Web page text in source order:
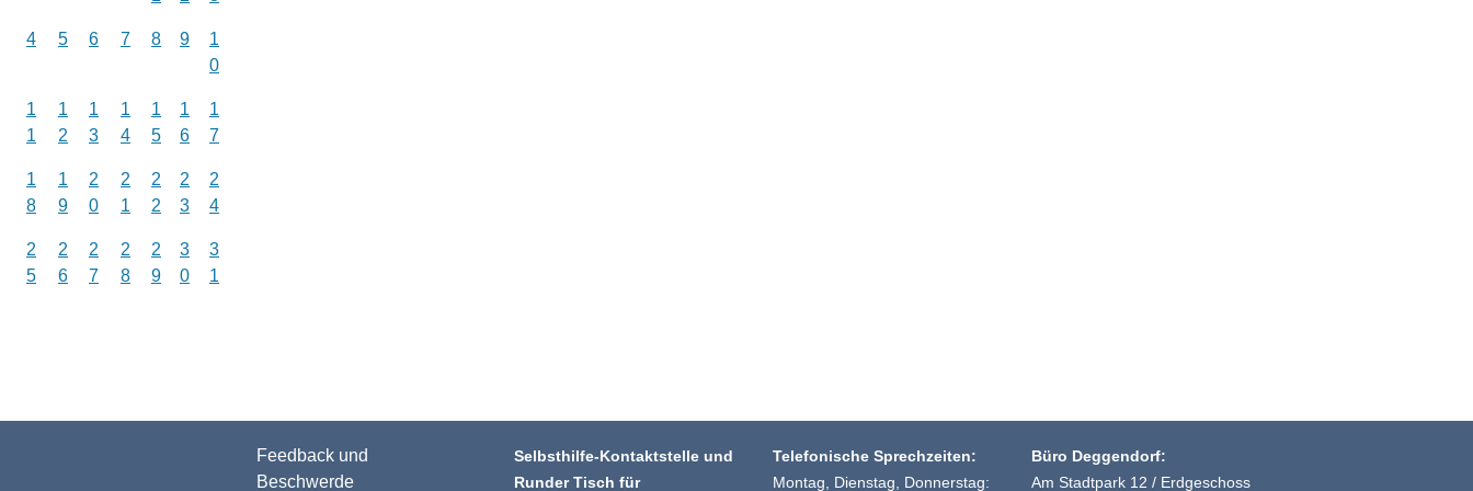
4 5 6 7 8 9
1
0
1
1
1
2
1
3
1
4
1
5
1
6
1
7
1
8
1
9
2
0
2
1
2
2
2
3
2
4
2
5
2
6
2
7
2
8
2
9
3
0
3
1
Feedback und
Beschwerde
Selbsthilfe-Kontaktstelle und
Runder Tisch für
Telefonische Sprechzeiten:
Montag, Dienstag, Donnerstag:
Büro Deggendorf:
Am Stadtpark 12 / Erdgeschoss